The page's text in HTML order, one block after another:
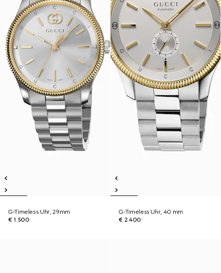
G-Timeless Uhr, 29mm
€ 1.500
G-Timeless Uhr, 40 mm
€ 2.400